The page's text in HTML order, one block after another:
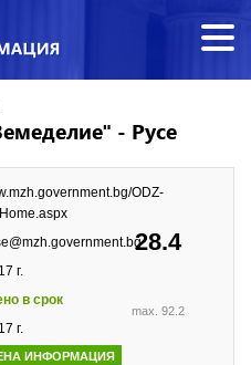
- Русе
28.4
max. 92.2
ODZ-
г.
в срок
г.
ИНФОРМАЦИЯ